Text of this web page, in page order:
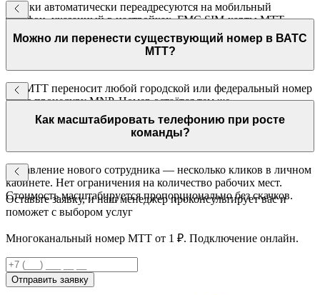
Звонки автоматически переадресуются на мобильный
телефон, указанный в настройках. FMC SIM-карты МТТ
работают в мобильной сети без Wi-Fi.
Можно ли перенести существующий номер в ВАТС
МТТ?
Да. МТТ переносит любой городской или федеральный номер
через процедуру MNP. Номер остаётся тем же,
функциональность ВАТС добавляется автоматически.
Как масштабировать телефонию при росте
команды?
Добавление нового сотрудника — несколько кликов в личном
кабинете. Нет ограничения на количество рабочих мест.
Стоимость масштабируется пропорционально без скачков.
Оставьте заявку, и наш менеджер проконсультирует вас и
поможет с выбором услуг
Многоканальный номер МТТ от 1 ₽. Подключение онлайн.
Отправить заявку